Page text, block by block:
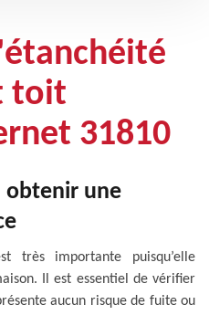
toit
31810
obtenir une
très importante puisqu’elle
Il est essentiel de vérifier
aucun risque de fuite ou